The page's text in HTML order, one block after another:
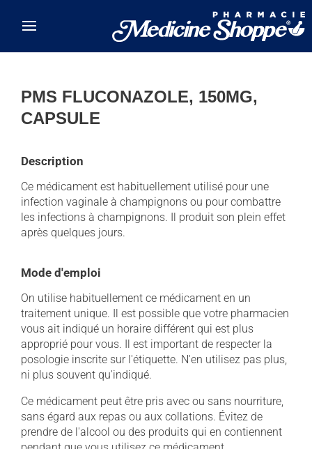
PMS FLUCONAZOLE, 150MG,
CAPSULE
Description
Ce médicament est habituellement utilisé pour une
infection vaginale à champignons ou pour combattre
les infections à champignons. Il produit son plein effet
après quelques jours.
Mode d'emploi
On utilise habituellement ce médicament en un
traitement unique. Il est possible que votre pharmacien
vous ait indiqué un horaire différent qui est plus
approprié pour vous. Il est important de respecter la
posologie inscrite sur l'étiquette. N'en utilisez pas plus,
ni plus souvent qu'indiqué.
Ce médicament peut être pris avec ou sans nourriture,
sans égard aux repas ou aux collations. Évitez de
prendre de l'alcool ou des produits qui en contiennent